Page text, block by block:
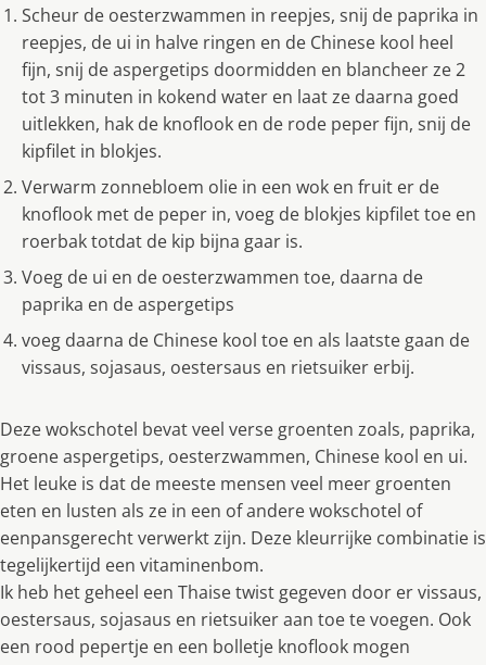
Scheur de oesterzwammen in reepjes, snij de paprika in
reepjes, de ui in halve ringen en de Chinese kool heel
fijn, snij de aspergetips doormidden en blancheer ze 2
tot 3 minuten in kokend water en laat ze daarna goed
uitlekken, hak de knoflook en de rode peper fijn, snij de
kipfilet in blokjes.
Verwarm zonnebloem olie in een wok en fruit er de
knoflook met de peper in, voeg de blokjes kipfilet toe en
roerbak totdat de kip bijna gaar is.
Voeg de ui en de oesterzwammen toe, daarna de
paprika en de aspergetips
voeg daarna de Chinese kool toe en als laatste gaan de
vissaus, sojasaus, oestersaus en rietsuiker erbij.
Deze wokschotel bevat veel verse groenten zoals, paprika,
groene aspergetips, oesterzwammen, Chinese kool en ui.
Het leuke is dat de meeste mensen veel meer groenten
eten en lusten als ze in een of andere wokschotel of
eenpansgerecht verwerkt zijn. Deze kleurrijke combinatie is
tegelijkertijd een vitaminenbom.
Ik heb het geheel een Thaise twist gegeven door er vissaus,
oestersaus, sojasaus en rietsuiker aan toe te voegen. Ook
een rood pepertje en een bolletje knoflook mogen